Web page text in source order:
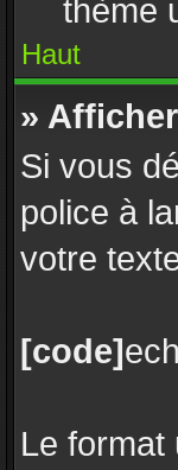
thème
Haut
»
Si vous
police à
votre
[code]
Le format